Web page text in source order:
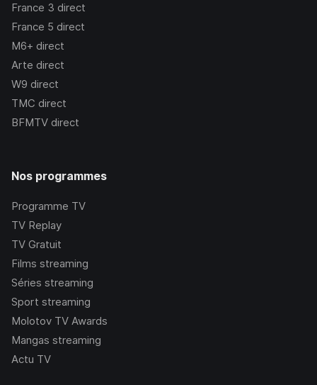
France 3 direct
France 5 direct
M6+ direct
Arte direct
W9 direct
TMC direct
BFMTV direct
Nos programmes
Programme TV
TV Replay
TV Gratuit
Films streaming
Séries streaming
Sport streaming
Molotov TV Awards
Mangas streaming
Actu TV